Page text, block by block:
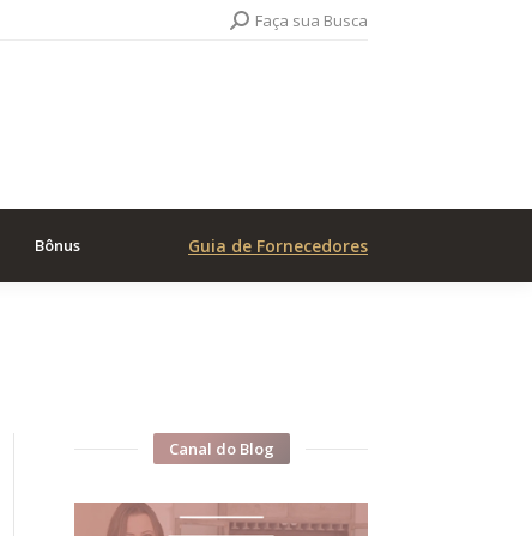
Search:Faça sua Busca
Bônus Guia de Fornecedores
Canal do Blog